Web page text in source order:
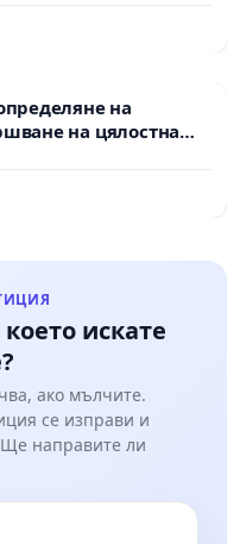
на
на цялостна
път между
искате
ако мълчите.
се изправи и
направите ли